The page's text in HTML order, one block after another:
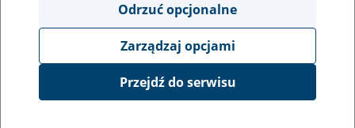
Odrzuć opcjonalne
Zarządzaj opcjami
Przejdź do serwisu